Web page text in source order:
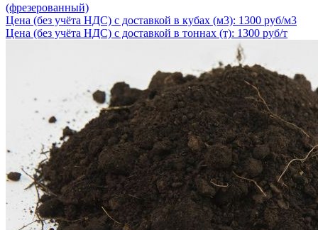
(фрезерованный)
Цена (без учёта НДС) с доставкой в кубах (м3): 1300 руб/м3
Цена (без учёта НДС) с доставкой в тоннах (т): 1300 руб/т